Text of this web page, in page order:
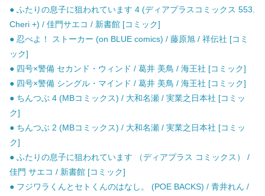
● ふたりの息子に狙われています 4 (ディアプラスコミックス 553.
Cheri +) / 佳門サエコ / 新書館 [コミック]
● 忍べよ！ ストーカー (on BLUE comics) / 藤原旭 / 祥伝社 [コミ
ック]
● 四号×警備 セカンド・ウィンド / 葛井 美鳥 / 海王社 [コミック]
● 四号×警備 シングル・マインド / 葛井 美鳥 / 海王社 [コミック]
● ちんつぶ 4 (MBコミックス) / 大和名瀬 / 実業之日本社 [コミッ
ク]
● ちんつぶ 2 (MBコミックス) / 大和名瀬 / 実業之日本社 [コミッ
ク]
● ふたりの息子に狙われています （ディアプラス コミックス） /
佳門 サエコ / 新書館 [コミック]
● フジワラくんとセトくんのはなし。 (POE BACKS) / 青井れん /